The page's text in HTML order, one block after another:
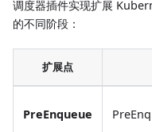
调度器插件实现扩展
的不同阶段：
扩展点
PreEnqueue